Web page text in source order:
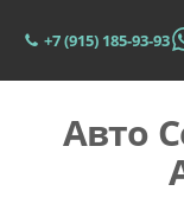
+7 (915) 185-93-93
Авто